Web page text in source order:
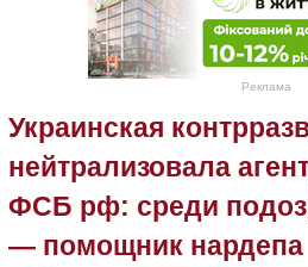
Реклама
Украинская
нейтрализовала
ФСБ рф: среди
— помощник нардепа